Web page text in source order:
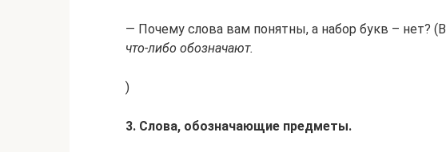
— Почему слова вам понятны, а набор букв – нет? (В
что-либо обозначают.
)
3. Слова, обозначающие предметы.